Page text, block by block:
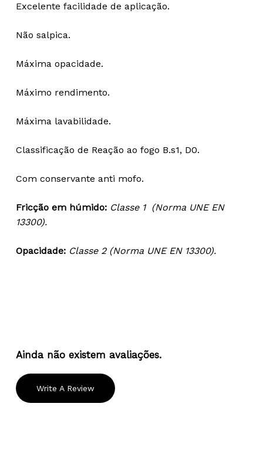
Excelente facilidade de aplicação.
Não salpica.
Máxima opacidade.
Máximo rendimento.
Máxima lavabilidade.
Classificação de Reação ao fogo B.s1, D0.
Com conservante anti mofo.
Fricção em húmido: Classe 1 (Norma UNE EN
13300).
Opacidade: Classe 2 (Norma UNE EN 13300).
Ainda não existem avaliações.
Write A Review